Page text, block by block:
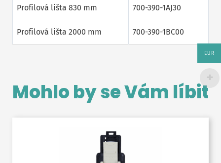
Profilová lišta 830 mm 700-390-1AJ30
Profilová lišta 2000 mm 700-390-1BC00
Mohlo by se Vám líbit
EUR